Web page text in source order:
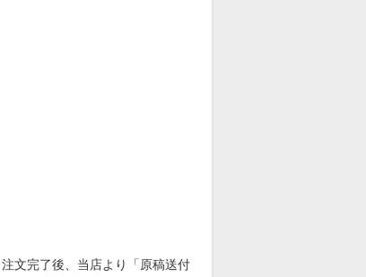
文完了後、当店より「原稿送付